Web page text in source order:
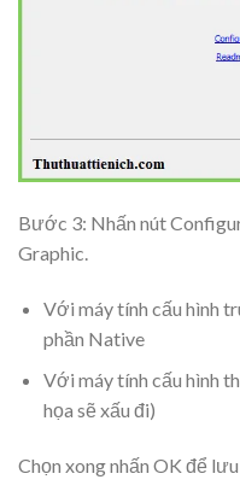
Bước 3: Nhấn nút
Graphic.
Với máy tính cấu hình
phần Native
Với máy tính cấu hình
họa sẽ xấu đi)
Chọn xong nhấn OK để